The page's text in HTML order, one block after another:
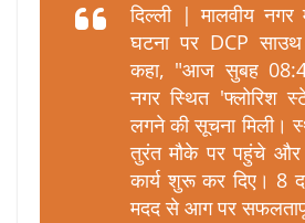
दिल्ली | मालवीय
घटना पर DCP
कहा, "आज सुबह
नगर स्थित 'फ्लोरिश
लगने की सूचना मिली।
तुरंत मौके पर पहुंचे और
कार्य शुरू कर दिए। 8
मदद से आग पर